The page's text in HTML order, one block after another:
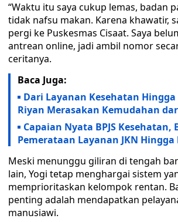
“Waktu itu saya cukup lemas, badan
tidak nafsu makan. Karena khawatir,
pergi ke Puskesmas Cisaat. Saya
antrean online, jadi ambil nomor
ceritanya.
Baca Juga:
Dari Layanan Kesehatan
Riyan Merasakan Kemudahan
Capaian Nyata BPJS Kesehatan,
Pemerataan Layanan JKN
Meski menunggu giliran di tengah
lain, Yogi tetap menghargai sistem
memprioritaskan kelompok rentan.
penting adalah mendapatkan
manusiawi.